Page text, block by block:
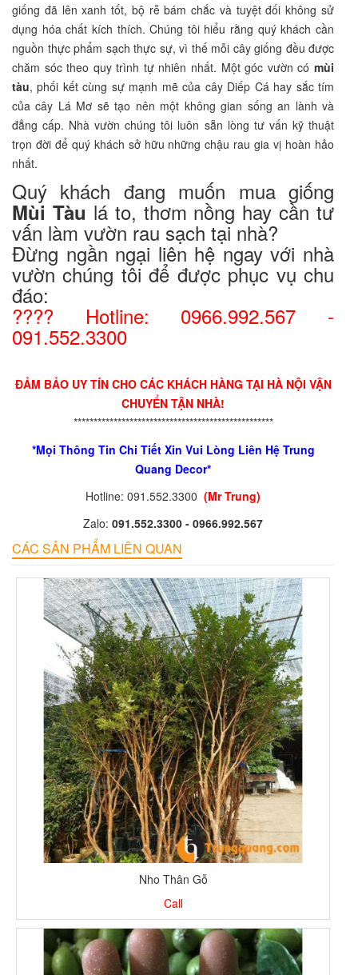
giống đã lên xanh tốt, bộ rễ bám chắc và tuyệt đối không sử
dụng hóa chất kích thích. Chúng tôi hiểu rằng quý khách cần
nguồn thực phẩm sạch thực sự, vì thế mỗi cây giống đều được
chăm sóc theo quy trình tự nhiên nhất. Một góc vườn có mùi
tàu, phối kết cùng sự mạnh mẽ của cây Diếp Cá hay sắc tím
của cây Lá Mơ sẽ tạo nên một không gian sống an lành và
đẳng cấp. Nhà vườn chúng tôi luôn sẵn lòng tư vấn kỹ thuật
trọn đời để quý khách sở hữu những chậu rau gia vị hoàn hảo
nhất.
Quý khách đang muốn mua giống
Mùi Tàu lá to, thơm nồng hay cần tư
vấn làm vườn rau sạch tại nhà?
Đừng ngần ngại liên hệ ngay với nhà
vườn chúng tôi để được phục vụ chu
đáo:
???? Hotline: 0966.992.567 -
091.552.3300
ĐẢM BẢO UY TÍN CHO CÁC KHÁCH HÀNG TẠI HÀ NỘI VẬN
CHUYỂN TẬN NHÀ!
**************************************************
*Mọi Thông Tin Chi Tiết Xin Vui Lòng Liên Hệ Trung
Quang Decor*
Hotline: 091.552.3300 (Mr Trung)
Zalo: 091.552.3300 - 0966.992.567
CÁC SẢN PHẨM LIÊN QUAN
Nho Thân Gỗ
Call